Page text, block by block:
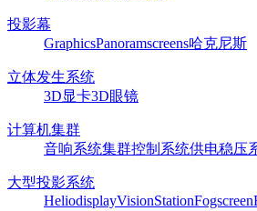
投影幕
GraphicsPanoramscreens哈克尼斯
立体发生系统
3D显卡3D眼镜
计算机集群
音响系统集群控制系统供电稳压
大型投影系统
HeliodisplayVisionStationFogscreen